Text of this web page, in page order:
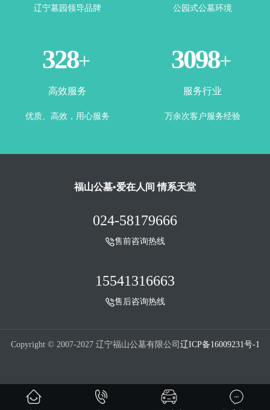
辽宁墓园领导品牌 公园式公墓环境
360+
高效服务
优质、高效，用心服务
3443+
服务行业
万余次客户服务经验
福山公墓•爱在人间 情系天堂
024-58179666
售前咨询热线
15541316663
售后咨询热线
Copyright © 2007-2027 辽宁福山公墓有限公司 辽ICP备16009231号-1